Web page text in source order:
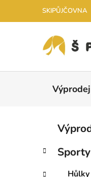
Přejít na obsahSKIPŮJČOVNA
Výprodej
Přeskočit
Kategorie
Hůlky